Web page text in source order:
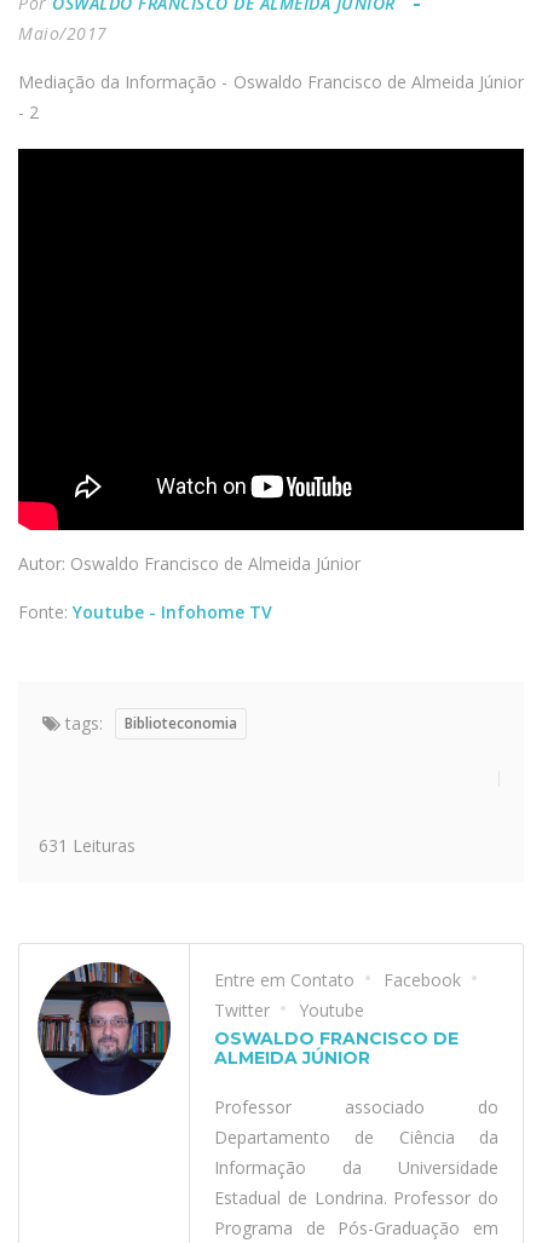
Maio/2017
Mediação da Informação - Oswaldo Francisco de Almeida Júnior
- 2
Autor: Oswaldo Francisco de Almeida Júnior
Fonte: Youtube - Infohome TV
tags: Biblioteconomia
631 Leituras
Entre em Contato
Facebook
Twitter
Youtube
OSWALDO FRANCISCO DE
ALMEIDA JÚNIOR
Professor associado do
Departamento de Ciência da
Informação da Universidade
Estadual de Londrina. Professor do
Programa de Pós-Graduação em